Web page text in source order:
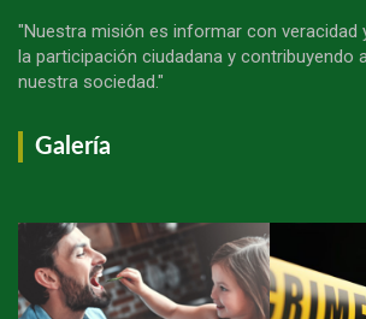
"Nuestra misión es informar con veracidad
la participación ciudadana y contribuyendo
nuestra sociedad."
Galería